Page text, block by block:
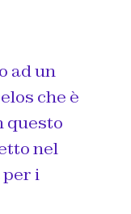
ad un
che è
questo
nel
per i